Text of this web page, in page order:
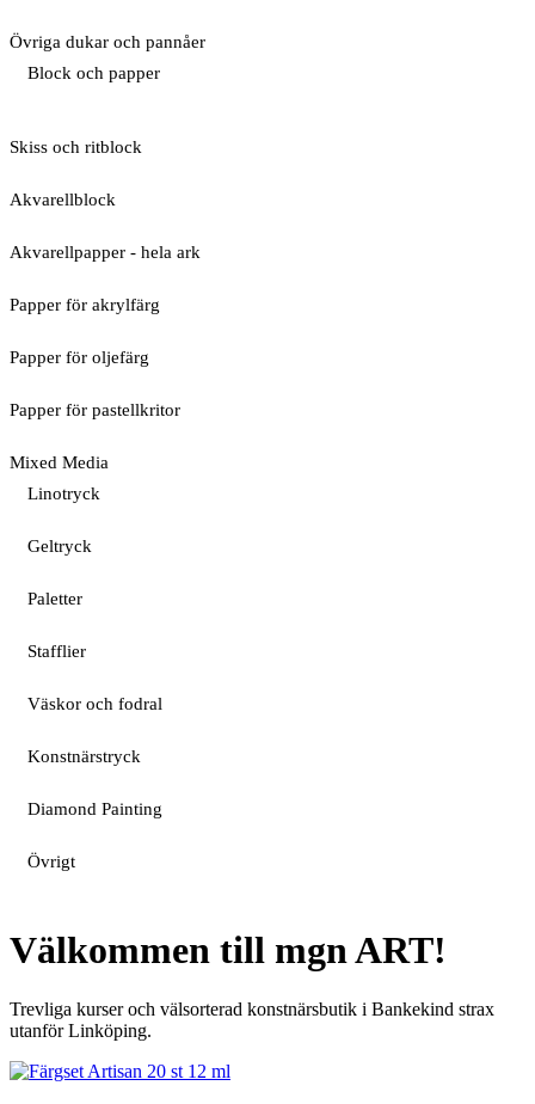
Övriga dukar och pannåer
Block och papper
Skiss och ritblock
Akvarellblock
Akvarellpapper - hela ark
Papper för akrylfärg
Papper för oljefärg
Papper för pastellkritor
Mixed Media
Linotryck
Geltryck
Paletter
Stafflier
Väskor och fodral
Konstnärstryck
Diamond Painting
Övrigt
Välkommen till mgn ART!
Trevliga kurser och välsorterad konstnärsbutik i Bankekind strax
utanför Linköping.